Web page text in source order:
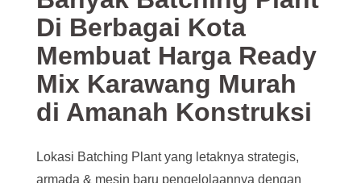
Di Berbagai Kota
Membuat Harga Ready
Mix Karawang Murah
di Amanah Konstruksi
Lokasi Batching Plant yang letaknya strategis,
armada & mesin baru pengelolaannya dengan